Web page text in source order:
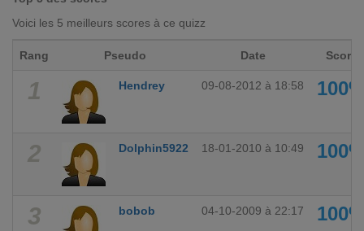
Voici les 5 meilleurs scores à ce quizz
Rang Pseudo Date Score
1 Hendrey 09-08-2012 à 18:58
2 Dolphin5922 18-01-2010 à 10:49
3 bobob 04-10-2009 à 22:17